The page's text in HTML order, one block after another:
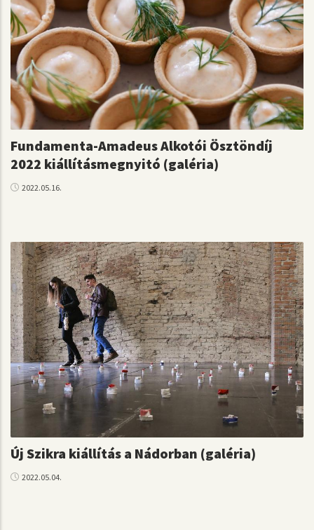
Fundamenta-Amadeus Alkotói Ösztöndíj
2022 kiállításmegnyitó (galéria)
2022.05.16.
Új Szikra kiállítás a Nádorban (galéria)
2022.05.04.